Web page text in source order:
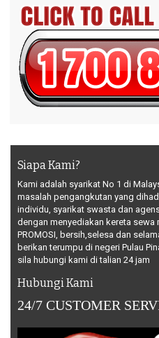
Siapa Kami?
Kami adalah syarikat No 1 di
masalah pengangkutan yang
individu, syarikat swasta dan
dengan menyediakan kereta sewa
PROMOSI, bersih,selesa dan
berikan terumpu di negeri Pulau
sila hubungi kami di talian 24 jam
Hubungi Kami
24/7 CUSTOMER